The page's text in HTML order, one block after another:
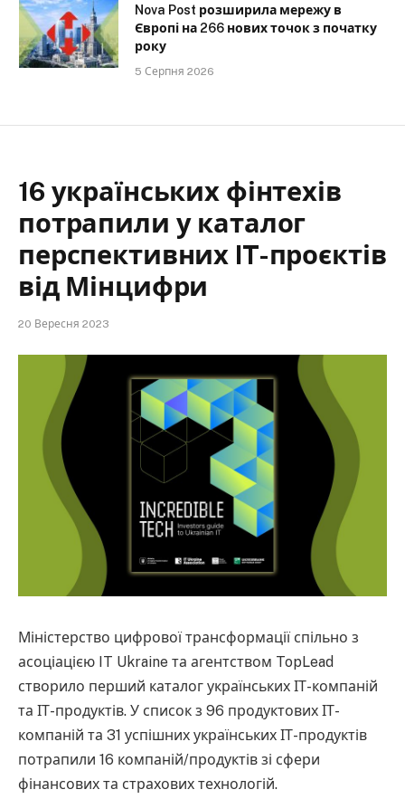
Nova Post розширила мережу в
Європі на 266 нових точок з початку
року
5 Серпня 2026
16 українських фінтехів
потрапили у каталог
перспективних IT-проєктів
від Мінцифри
20 Вересня 2023
Міністерство цифрової трансформації спільно з
асоціацією IT Ukraine та агентством TopLead
створило перший каталог українських ІТ-компаній
та ІТ-продуктів. У список з 96 продуктових ІТ-
компаній та 31 успішних українських ІТ-продуктів
потрапили 16 компаній/продуктів зі сфери
фінансових та страхових технологій.